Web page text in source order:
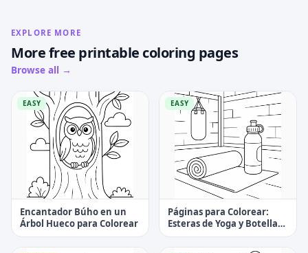
EXPLORE MORE
More free printable coloring pages
Browse all →
EASY
Encantador Búho en un
Árbol Hueco para Colorear
EASY
Páginas para Colorear:
Esteras de Yoga y Botella
de Agua